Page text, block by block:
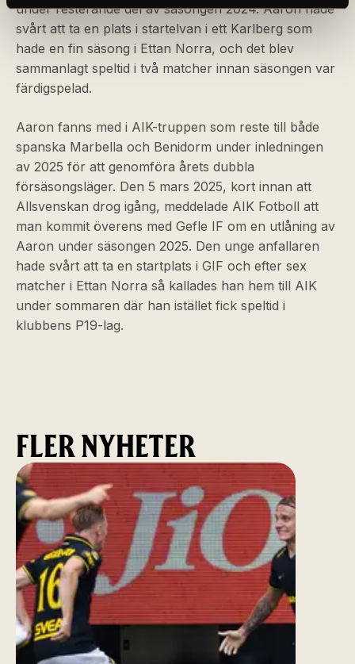
under resterande del av säsongen 2024. Aaron hade
svårt att ta en plats i startelvan i ett Karlberg som
hade en fin säsong i Ettan Norra, och det blev
sammanlagt speltid i två matcher innan säsongen var
färdigspelad.
Aaron fanns med i AIK-truppen som reste till både
spanska Marbella och Benidorm under inledningen
av 2025 för att genomföra årets dubbla
försäsongsläger. Den 5 mars 2025, kort innan att
Allsvenskan drog igång, meddelade AIK Fotboll att
man kommit överens med Gefle IF om en utlåning av
Aaron under säsongen 2025. Den unge anfallaren
hade svårt att ta en startplats i GIF och efter sex
matcher i Ettan Norra så kallades han hem till AIK
under sommaren där han istället fick speltid i
klubbens P19-lag.
FLER NYHETER